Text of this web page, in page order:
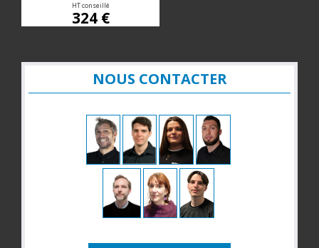
HT conseillé
324 €
NOUS CONTACTER